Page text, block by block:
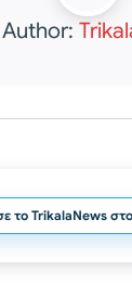
Author:
το TrikalaNews στο